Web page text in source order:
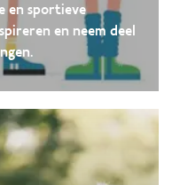
en sportieve
en neem deel